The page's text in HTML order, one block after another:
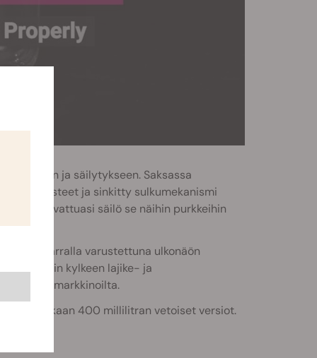
ja säilytykseen. Saksassa
tiivisteet ja sinkitty sulkumekanismi
kuivattuasi säilö se näihin purkkeihin
ECO-tarralla varustettuna ulkonäön
purkin kylkeen lajike- ja
kannabismarkkinoilta.
mukaan 400 millilitran vetoiset versiot.